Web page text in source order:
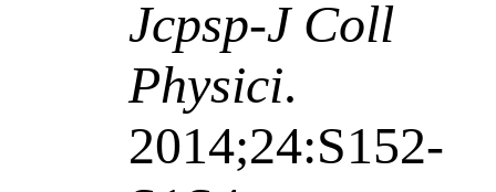
Jcpsp-J Coll
Physici.
2014;24:S152-